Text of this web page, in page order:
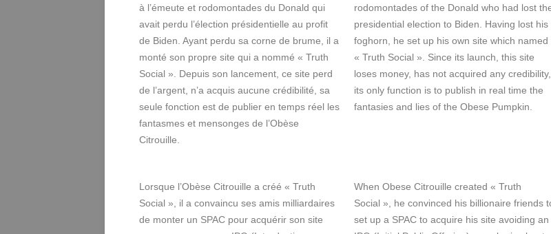
à l’émeute et rodomontades du Donald qui
avait perdu l’élection présidentielle au profit
de Biden. Ayant perdu sa corne de brume, il a
monté son propre site qui a nommé « Truth
Social ». Depuis son lancement, ce site perd
de l’argent, n’a acquis aucune crédibilité, sa
seule fonction est de publier en temps réel les
fantasmes et mensonges de l’Obèse
Citrouille.
rodomontades of the Donald who had lost
presidential election to Biden. Having lost his
foghorn, he set up his own site which named
« Truth Social ». Since its launch, this site
loses money, has not acquired any credibility,
its only function is to publish in real time the
fantasies and lies of the Obese Pumpkin.
Lorsque l’Obèse Citrouille a créé « Truth
Social », il a convaincu ses amis milliardaires
de monter un SPAC pour acquérir son site
When Obese Citrouille created « Truth
Social », he convinced his billionaire friends
set up a SPAC to acquire his site avoiding an